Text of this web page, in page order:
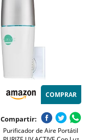
COMPRAR
Compartir:
Purificador de Aire Portátil